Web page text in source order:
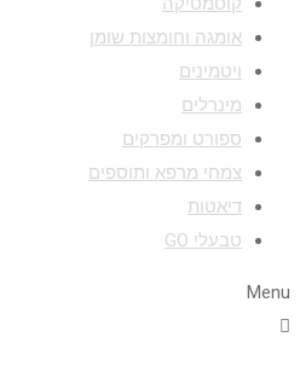
אומגה וחומצות שומן
ויטמינים
מינרלים
ספורט ומפרקים
צמחי מרפא ותוספים
דיאטות
טבעלי GO
Menu